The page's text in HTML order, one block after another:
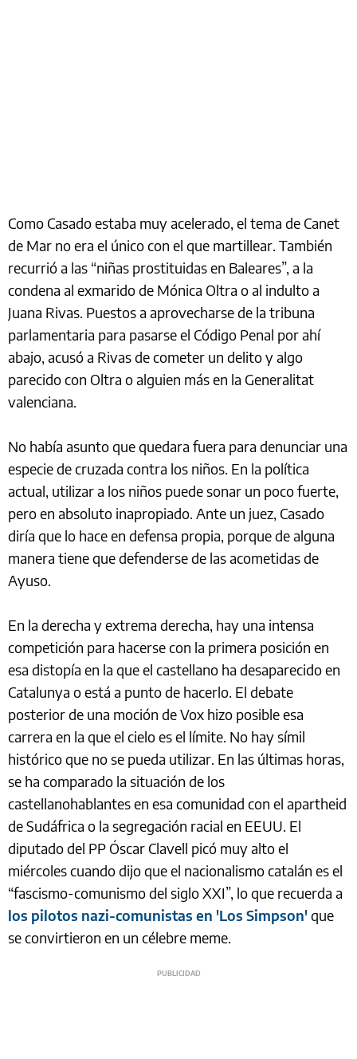
Como Casado estaba muy acelerado, el tema de Canet
de Mar no era el único con el que martillear. También
recurrió a las “niñas prostituidas en Baleares”, a la
condena al exmarido de Mónica Oltra o al indulto a
Juana Rivas. Puestos a aprovecharse de la tribuna
parlamentaria para pasarse el Código Penal por ahí
abajo, acusó a Rivas de cometer un delito y algo
parecido con Oltra o alguien más en la Generalitat
valenciana.
No había asunto que quedara fuera para denunciar una
especie de cruzada contra los niños. En la política
actual, utilizar a los niños puede sonar un poco fuerte,
pero en absoluto inapropiado. Ante un juez, Casado
diría que lo hace en defensa propia, porque de alguna
manera tiene que defenderse de las acometidas de
Ayuso.
En la derecha y extrema derecha, hay una intensa
competición para hacerse con la primera posición en
esa distopía en la que el castellano ha desaparecido en
Catalunya o está a punto de hacerlo. El debate
posterior de una moción de Vox hizo posible esa
carrera en la que el cielo es el límite. No hay símil
histórico que no se pueda utilizar. En las últimas horas,
se ha comparado la situación de los
castellanohablantes en esa comunidad con el apartheid
de Sudáfrica o la segregación racial en EEUU. El
diputado del PP Óscar Clavell picó muy alto el
miércoles cuando dijo que el nacionalismo catalán es el
“fascismo-comunismo del siglo XXI”, lo que recuerda a
los pilotos nazi-comunistas en 'Los Simpson'que
se convirtieron en un célebre meme.